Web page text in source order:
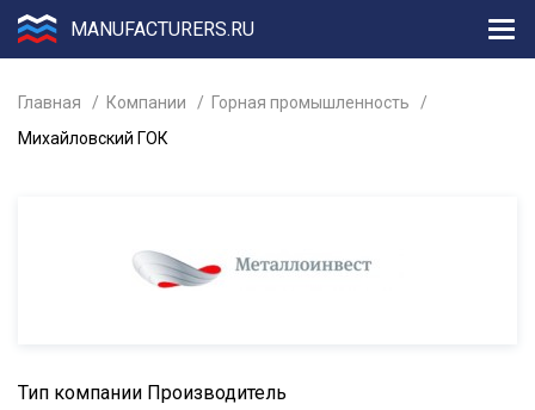
MANUFACTURERS.RU
Главная Компании
Горная промышленность
Михайловский ГОК
Тип компании Производитель